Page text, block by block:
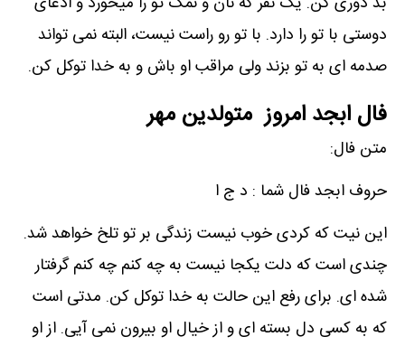
دوستی با تو را دارد. با تو رو راست نیست، البته نمی تواند
صدمه ای به تو بزند ولی مراقب او باش و به خدا توکل کن.
فال ابجد امروز متولدین مهر
متن فال:
حروف ابجد فال شما : د ج ا
این نیت که کردی خوب نیست زندگی بر تو تلخ خواهد شد.
چندی است که دلت یکجا نیست به چه کنم چه کنم گرفتار
شده ای. برای رفع این حالت به خدا توکل کن. مدتی است
که به کسی دل بسته ای و از خیال او بیرون نمی آیی. از او